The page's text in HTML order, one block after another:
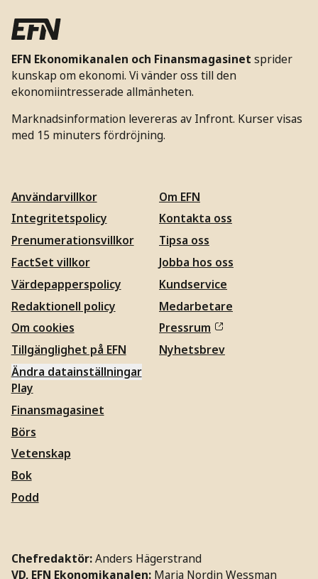
EFN Ekonomikanalen och Finansmagasinet sprider
kunskap om ekonomi. Vi vänder oss till den
ekonomiintresserade allmänheten.
Marknadsinformation levereras av Infront. Kurser visas
med 15 minuters fördröjning.
Användarvillkor
Integritetspolicy
Prenumerationsvillkor
FactSet villkor
Värdepapperspolicy
Redaktionell policy
Om cookies
Tillgänglighet på EFN
Ändra datainställningar
Om EFN
Kontakta oss
Tipsa oss
Jobba hos oss
Kundservice
Medarbetare
Pressrum
Nyhetsbrev
Play
Finansmagasinet
Börs
Vetenskap
Bok
Podd
Chefredaktör:Anders Hägerstrand
VD, EFN Ekonomikanalen: Maria Nordin Wessman